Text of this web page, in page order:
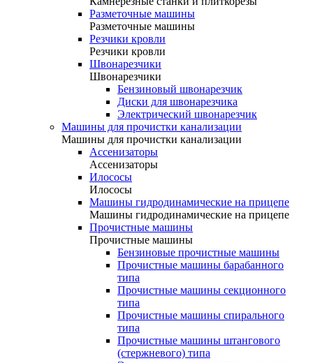
Разметочные машины
Разметочные машины
Резчики кровли
Резчики кровли
Швонарезчики
Швонарезчики
Бензиновый швонарезчик
Диски для швонарезчика
Электрический швонарезчик
Машины для прочистки канализации
Машины для прочистки канализации
Ассенизаторы
Ассенизаторы
Илососы
Илососы
Машины гидродинамические на прицепе
Машины гидродинамические на прицепе
Прочистные машины
Прочистные машины
Бензиновые прочистные машины
Прочистные машины барабанного
типа
Прочистные машины секционного
типа
Прочистные машины спирального
типа
Прочистные машины штангового
(стержневого) типа